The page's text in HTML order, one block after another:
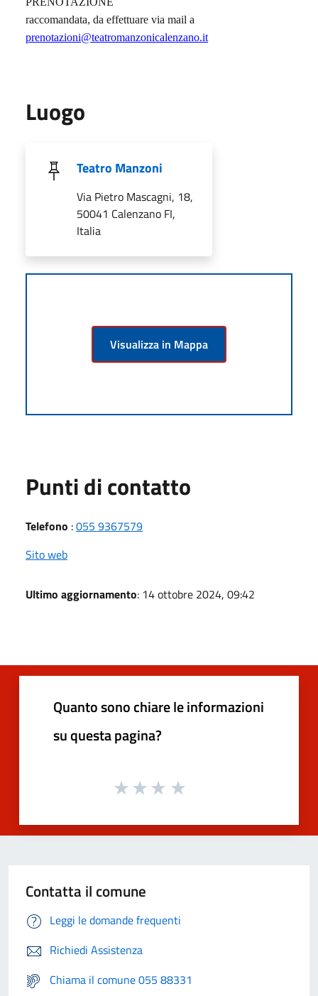
raccomandata, da effettuare via mail a
prenotazioni@teatromanzonicalenzano.it
Luogo
Teatro Manzoni
Via Pietro Mascagni, 18,
50041 Calenzano FI,
Italia
Visualizza in Mappa
Punti di contatto
Telefono :055 9367579
Sito web
Ultimo aggiornamento: 14 ottobre 2024, 09:42
Quanto sono chiare le informazioni
su questa pagina?
Contatta il comune
Leggi le domande frequenti
Richiedi Assistenza
Chiama il comune 055 88331